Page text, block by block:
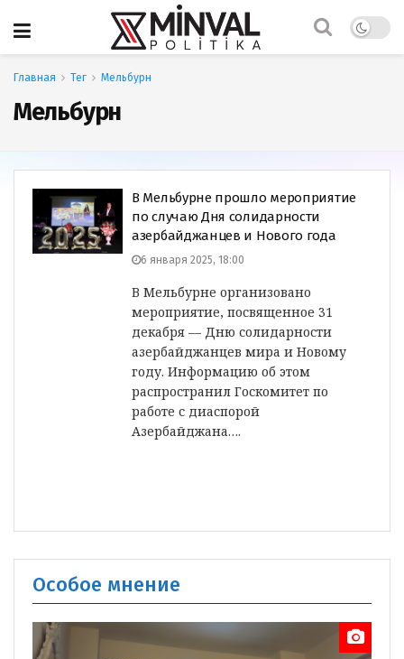
Главная Тег Мельбурн
Мельбурн
В Мельбурне прошло мероприятие
по случаю Дня солидарности
азербайджанцев и Нового года
6 января 2025, 18:00
В Мельбурне организовано
мероприятие, посвященное 31
декабря — Дню солидарности
азербайджанцев мира и Новому
году. Информацию об этом
распространил Госкомитет по
работе с диаспорой
Азербайджана….
Особое мнение